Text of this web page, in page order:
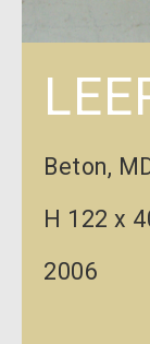
Beton,
H 122 x
2006